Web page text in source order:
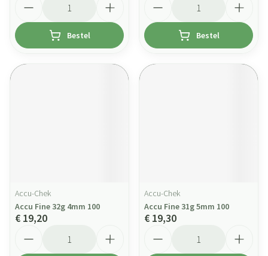
Bestel Bestel
Accu-Chek
Accu Fine 32g 4mm 100
€ 19,20
Accu-Chek
Accu Fine 31g 5mm 100
€ 19,30